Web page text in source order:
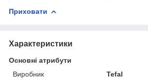
Приховати
Характеристики
Основні атрибути
Виробник
Tefal